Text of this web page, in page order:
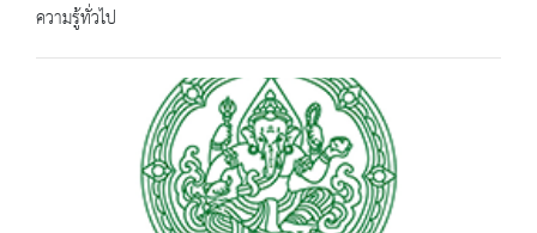
ความรู้ทั่วไป